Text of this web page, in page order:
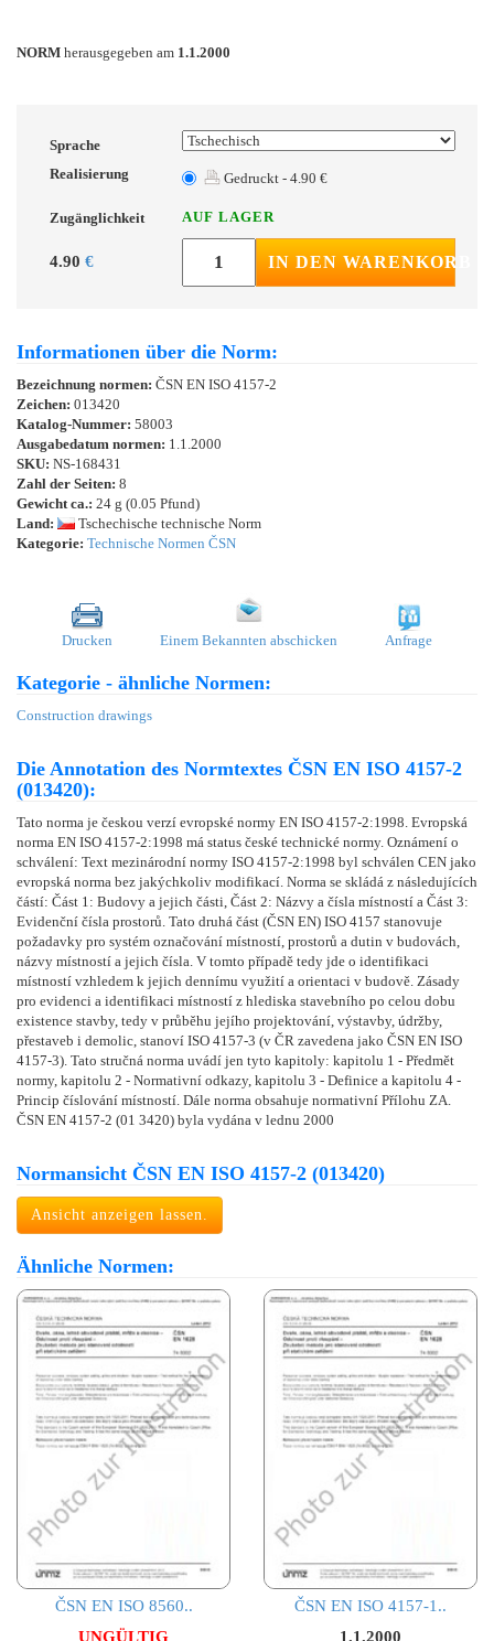
NORM herausgegeben am 1.1.2000
Sprache
Realisierung
Gedruckt - 4.90 €
Zugänglichkeit AUF LAGER
4.90 € IN DEN WARENKORB
Informationen über die Norm:
Bezeichnung normen: ČSN EN ISO 4157-2
Zeichen: 013420
Katalog-Nummer: 58003
Ausgabedatum normen: 1.1.2000
SKU: NS-168431
Zahl der Seiten: 8
Gewicht ca.: 24 g (0.05 Pfund)
Land:
Tschechische technische Norm
Kategorie: Technische Normen ČSN
Drucken Einem Bekannten abschicken Anfrage
Kategorie - ähnliche Normen:
Construction drawings
Die Annotation des Normtextes ČSN EN ISO 4157-2
(013420):
Tato norma je českou verzí evropské normy EN ISO 4157-2:1998. Evropská
norma EN ISO 4157-2:1998 má status české technické normy. Oznámení o
schválení: Text mezinárodní normy ISO 4157-2:1998 byl schválen CEN jako
evropská norma bez jakýchkoliv modifikací. Norma se skládá z následujících
částí: Část 1: Budovy a jejich části, Část 2: Názvy a čísla místností a Část 3:
Evidenční čísla prostorů. Tato druhá část (ČSN EN) ISO 4157 stanovuje
požadavky pro systém označování místností, prostorů a dutin v budovách,
názvy místností a jejich čísla. V tomto případě tedy jde o identifikaci
místností vzhledem k jejich dennímu využití a orientaci v budově. Zásady
pro evidenci a identifikaci místností z hlediska stavebního po celou dobu
existence stavby, tedy v průběhu jejího projektování, výstavby, údržby,
přestaveb i demolic, stanoví ISO 4157-3 (v ČR zavedena jako ČSN EN ISO
4157-3). Tato stručná norma uvádí jen tyto kapitoly: kapitolu 1 - Předmět
normy, kapitolu 2 - Normativní odkazy, kapitolu 3 - Definice a kapitolu 4 -
Princip číslování místností. Dále norma obsahuje normativní Přílohu ZA.
ČSN EN 4157-2 (01 3420) byla vydána v lednu 2000
Normansicht ČSN EN ISO 4157-2 (013420)
Ansicht anzeigen lassen.
Ähnliche Normen:
ČSN EN ISO 8560..
UNGÜLTIG
ČSN EN ISO 4157-1..
1.1.2000